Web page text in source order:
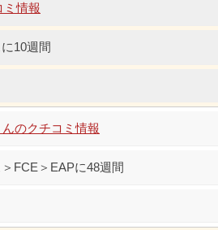
ミ情報
10週間
のクチコミ情報
FCE＞EAPに48週間